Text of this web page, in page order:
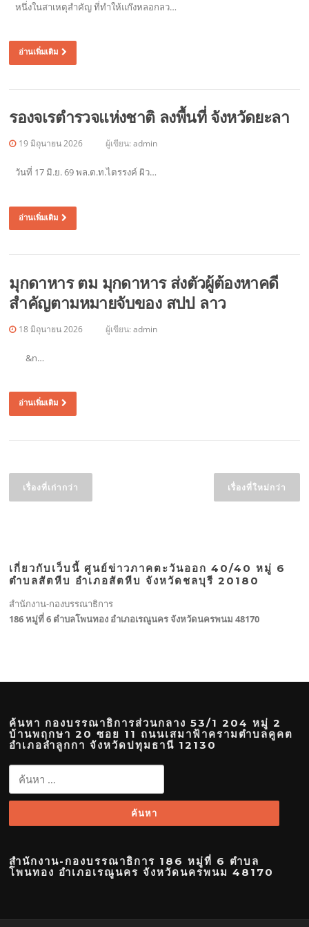
หนึ่งในสาเหตุสำคัญ ที่ทำให้แก๊งหลอกลว…
อ่านเพิ่มเติม
รองจเรตำรวจแห่งชาติ ลงพื้นที่ จังหวัดยะลา
19 มิถุนายน 2026 ผู้เขียน:admin
วันที่ 17 มิ.ย. 69 พล.ต.ท.ไตรรงค์ ผิว…
อ่านเพิ่มเติม
มุกดาหาร ตม มุกดาหาร ส่งตัวผู้ต้องหาคดี
สำคัญตามหมายจับของ สปป ลาว
18 มิถุนายน 2026 ผู้เขียน:admin
&n…
อ่านเพิ่มเติม
เรื่อง
เรื่องที่เก่ากว่า เรื่องที่ใหม่กว่า
เกี่ยวกับเว็บนี้ ศูนย์ข่าวภาคตะวันออก 40/40 หมู่ 6
ตำบลสัตหีบ อำเภอสัตหีบ จังหวัดชลบุรี 20180
สำนักงาน-กองบรรณาธิการ
186 หมู่ที่ 6 ตำบลโพนทอง อำเภอเรณูนคร จังหวัดนครพนม 48170
ค้นหา กองบรรณาธิการส่วนกลาง 53/1 204 หมู่ 2
บ้านพฤกษา 20 ซอย 11 ถนนเสมาฟ้าครามตำบลคูคต
อำเภอลำลูกกา จังหวัดปทุมธานี 12130
ค้นหา
สำนักงาน-กองบรรณาธิการ 186 หมู่ที่ 6 ตำบล
โพนทอง อำเภอเรณูนคร จังหวัดนครพนม 48170